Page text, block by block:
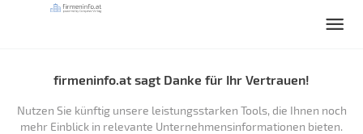
firmeninfo.at sagt Danke für Ihr Vertrauen!
Nutzen Sie künftig unsere leistungsstarken Tools, die Ihnen noch
mehr Einblick in relevante Unternehmensinformationen bieten.